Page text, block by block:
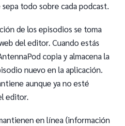
todo sobre cada podcast.
de los episodios se toma
del editor. Cuando estás
copia y almacena la
nuevo en la aplicación.
aunque ya no esté
editor.
en línea (información